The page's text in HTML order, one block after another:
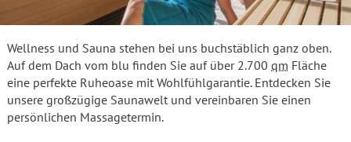
Wellness und Sauna stehen bei uns buchstäblich ganz oben.
Auf dem Dach vom blu finden Sie auf über 2.700 qm Fläche
eine perfekte Ruheoase mit Wohlfühlgarantie. Entdecken Sie
unsere großzügige Saunawelt und vereinbaren Sie einen
persönlichen Massagetermin.